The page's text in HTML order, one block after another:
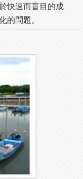
快速而盲目的成
的問題。